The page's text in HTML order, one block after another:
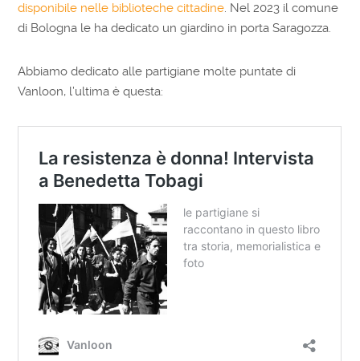
disponibile nelle biblioteche cittadine. Nel 2023 il comune
di Bologna le ha dedicato un giardino in porta Saragozza.
Abbiamo dedicato alle partigiane molte puntate di
Vanloon, l’ultima è questa: